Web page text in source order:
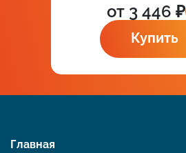
от 3 446 ₽
Купить
Главная